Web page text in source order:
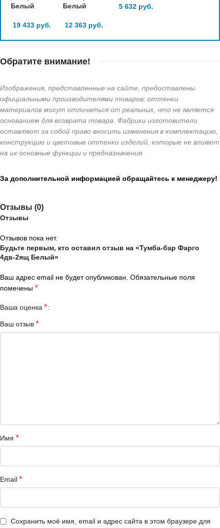
Белый
19 433 руб.
Белый
12 363 руб.
5 632 руб.
Обратите внимание!
Изображения, представленные на сайте, предоставлены
официальными производителями товаров; оттенки
материалов могут отличаться от реальных, что не является
основанием для возврата товара. Фабрики изготовители
оставляют за собой право вносить изменения в комплектацию,
конструкцию и цветовые оттенки изделий, которые не влияют
на их основные функции и предназначения.
За дополнительной информацией обращайтесь к менеджеру!
Отзывы (0)
Отзывы
Отзывов пока нет.
Будьте первым, кто оставил отзыв на «Тумба-бар Фарго
4дв-2ящ Белый»
Ваш адрес email не будет опубликован. Обязательные поля
помечены *
Ваша оценка *
Ваш отзыв *
Имя *
Email *
Сохранить моё имя, email и адрес сайта в этом браузере для